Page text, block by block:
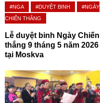
#NGA #DUYỆT BINH
#NGÀY
CHIẾN THẮNG
Lễ duyệt binh Ngày Chiến
thắng 9 tháng 5 năm 2026
tại Moskva